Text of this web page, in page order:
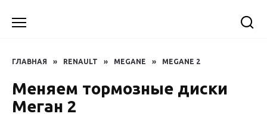
ГЛАВНАЯ » RENAULT » MEGANE » MEGANE 2
Меняем тормозные диски
Меган 2